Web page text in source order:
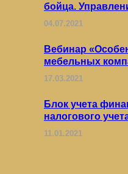
бойца.
04.07.2021
Вебинар
мебельных
17.03.2021
Блок учета
налогового
11.01.2021